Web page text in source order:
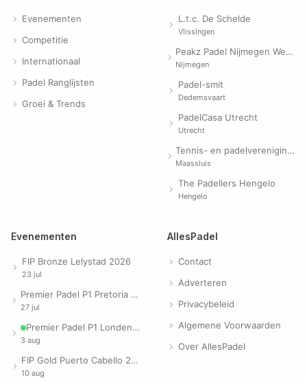
Evenementen
Competitie
Internationaal
Padel Ranglijsten
Groei & Trends
L.t.c. De Schelde
Vlissingen
Peakz Padel Nijmegen Westerpark | Padelclub
Nijmegen
Padel-smit
Dedemsvaart
PadelCasa Utrecht
Utrecht
Tennis- en padelvereniging Evergreen
Maassluis
The Padellers Hengelo
Hengelo
Evenementen
FIP Bronze Lelystad 2026
23 jul
Premier Padel P1 Pretoria 2026
27 jul
Premier Padel P1 Londen 2026
3 aug
FIP Gold Puerto Cabello 2026
10 aug
AllesPadel
Contact
Adverteren
Privacybeleid
Algemene Voorwaarden
Over AllesPadel